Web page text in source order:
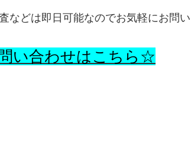
などは即日可能なのでお気軽にお問い
い合わせはこちら☆